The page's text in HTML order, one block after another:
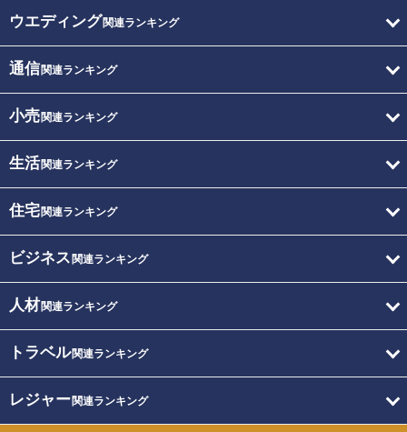
ウエディング関連ランキング
通信関連ランキング
小売関連ランキング
生活関連ランキング
住宅関連ランキング
ビジネス 関連ランキング
人材関連ランキング
トラベル関連ランキング
レジャー関連ランキング